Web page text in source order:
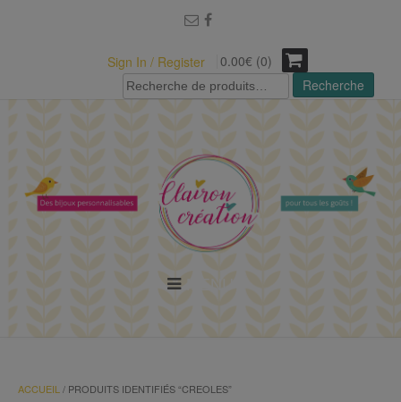
Sign In / Register
0.00€ (0)
Recherche
pour :
Recherche
ACCUEIL / PRODUITS IDENTIFIÉS “CREOLES”